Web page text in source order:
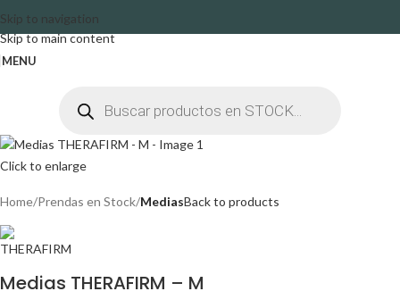
Skip to navigation
Skip to main content
MENU
Click to enlarge
Home Prendas en Stock MediasBack to products
Medias THERAFIRM – M